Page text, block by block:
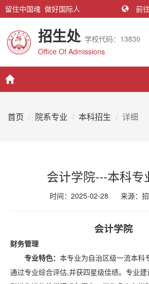
留住中国魂 做好国际人 前
招生处 学校代码：13830
Office Of Admissions
首页 院系专业 本科招生 详细
会计学院---本科专
时间：2025-02-28 来源：
会计学院
财务管理
专业特色： 本专业为自治区级一流本科
通过专业综合评估,并获四星级佳绩。专业建